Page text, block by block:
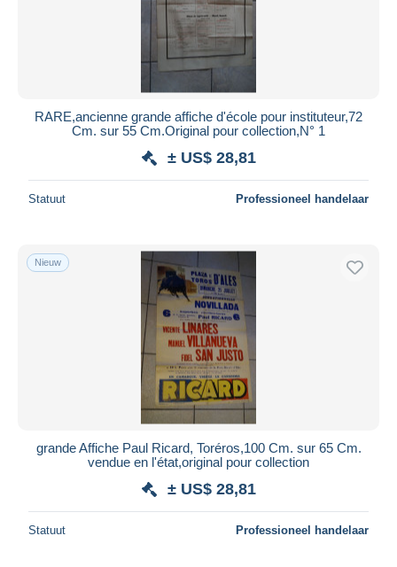
RARE,ancienne grande affiche d'école pour instituteur,72
Cm. sur 55 Cm.Original pour collection,N° 1
± US$ 28,81
Statuut Professioneel handelaar
Nieuw
grande Affiche Paul Ricard, Toréros,100 Cm. sur 65 Cm.
vendue en l'état,original pour collection
± US$ 28,81
Statuut Professioneel handelaar